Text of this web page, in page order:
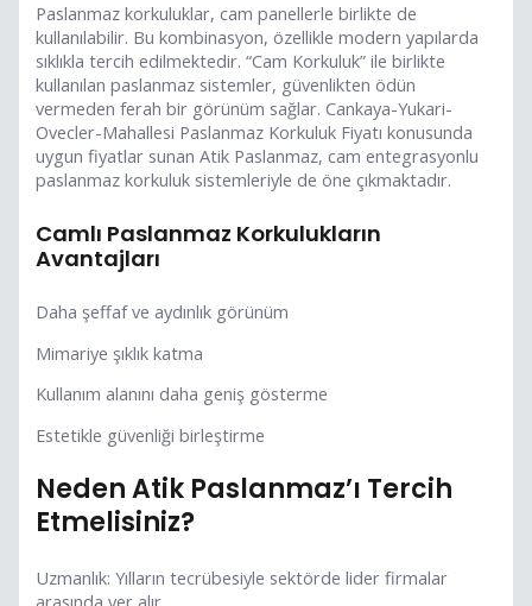
Paslanmaz korkuluklar, cam panellerle birlikte de
kullanılabilir. Bu kombinasyon, özellikle modern yapılarda
sıklıkla tercih edilmektedir. “Cam Korkuluk” ile birlikte
kullanılan paslanmaz sistemler, güvenlikten ödün
vermeden ferah bir görünüm sağlar. Cankaya-Yukari-
Ovecler-Mahallesi Paslanmaz Korkuluk Fiyatı konusunda
uygun fiyatlar sunan Atik Paslanmaz, cam entegrasyonlu
paslanmaz korkuluk sistemleriyle de öne çıkmaktadır.
Camlı Paslanmaz Korkulukların
Avantajları
Daha şeffaf ve aydınlık görünüm
Mimariye şıklık katma
Kullanım alanını daha geniş gösterme
Estetikle güvenliği birleştirme
Neden Atik Paslanmaz’ı Tercih
Etmelisiniz?
Uzmanlık: Yılların tecrübesiyle sektörde lider firmalar
arasında yer alır.